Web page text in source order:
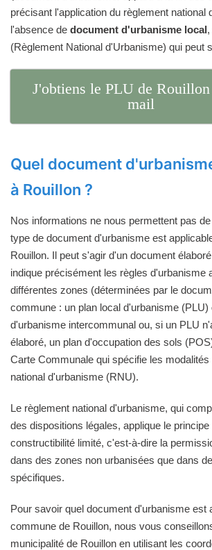
précisant l'application du règlement national
l'absence de document d'urbanisme local
(Règlement National d'Urbanisme) qui peut
J'obtiens le PLU de
mail
Quel document
à Rouillon ?
Nos informations ne nous permettent pas
type de document d'urbanisme est
Rouillon. Il peut s'agir d'un document
indique précisément les règles d'urbanisme
différentes zones (déterminées par le
commune : un plan local d'urbanisme (PLU)
d'urbanisme intercommunal ou, si un PLU
élaboré, un plan d'occupation des sols
Carte Communale qui spécifie les modalités
national d'urbanisme (RNU).
Le règlement national d'urbanisme, qui
des dispositions légales, applique le principe
constructibilité limité, c'est-à-dire la
dans des zones non urbanisées que dans
spécifiques.
Pour savoir quel document d'urbanisme est
commune de Rouillon, nous vous
municipalité de Rouillon en utilisant les